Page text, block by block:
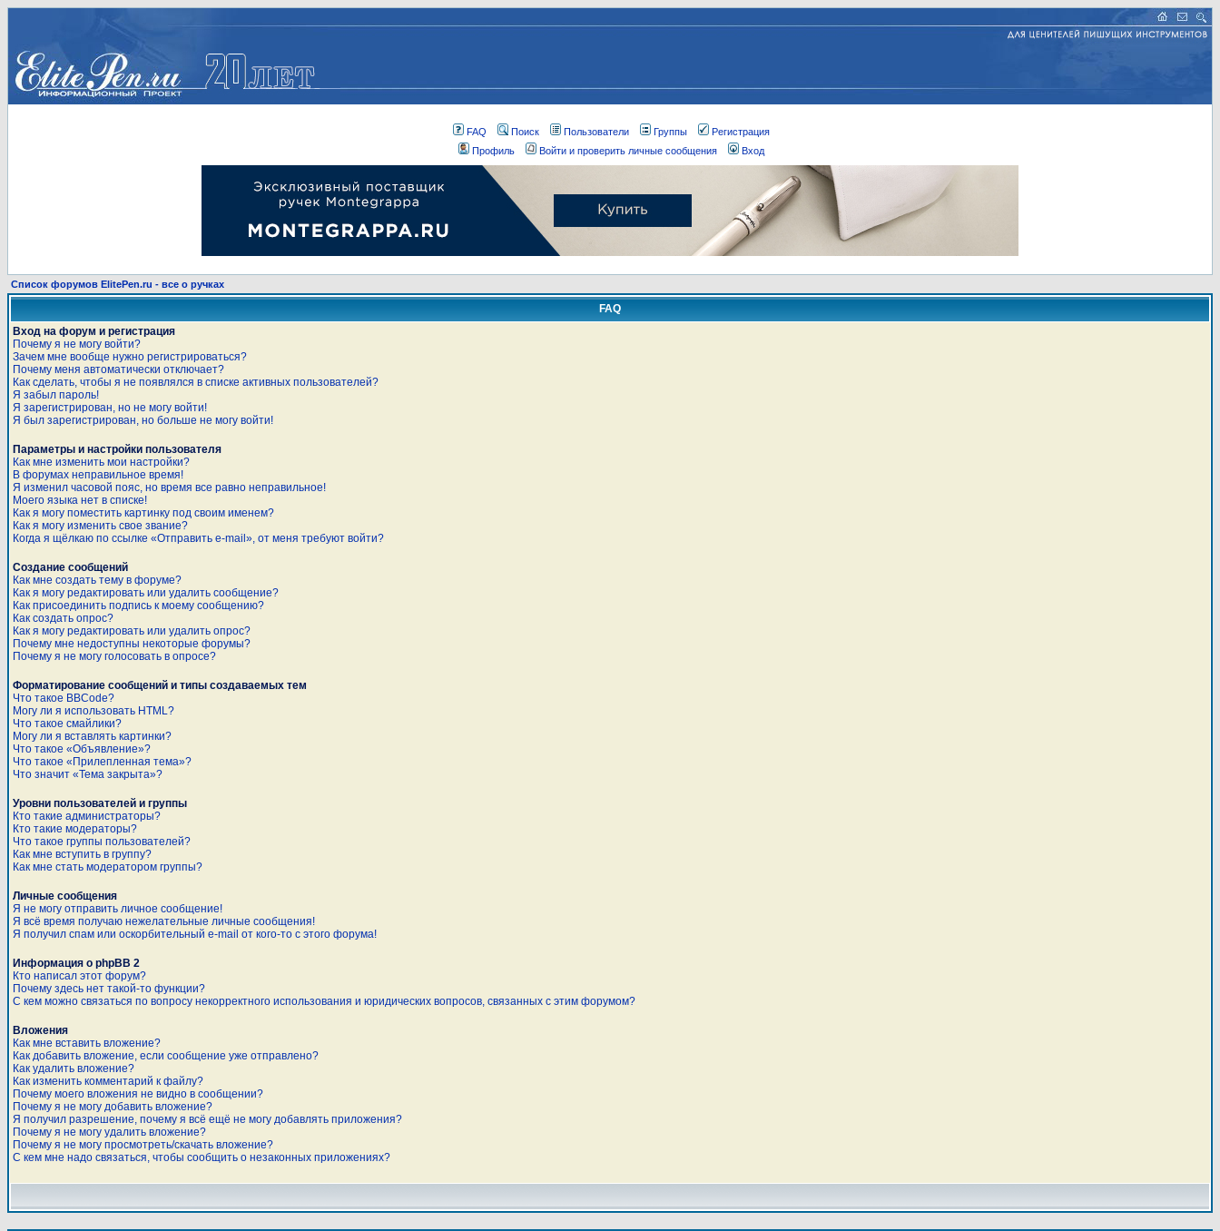
FAQ Поиск Пользователи Группы
Регистрация
Профиль
Войти и проверить личные сообщения Вход
Список форумов ElitePen.ru - все о ручках
FAQ
Вход на форум и регистрация
Почему я не могу войти?
Зачем мне вообще нужно регистрироваться?
Почему меня автоматически отключает?
Как сделать, чтобы я не появлялся в списке активных пользователей?
Я забыл пароль!
Я зарегистрирован, но не могу войти!
Я был зарегистрирован, но больше не могу войти!
Параметры и настройки пользователя
Как мне изменить мои настройки?
В форумах неправильное время!
Я изменил часовой пояс, но время все равно неправильное!
Моего языка нет в списке!
Как я могу поместить картинку под своим именем?
Как я могу изменить свое звание?
Когда я щёлкаю по ссылке «Отправить e-mail», от меня требуют войти?
Создание сообщений
Как мне создать тему в форуме?
Как я могу редактировать или удалить сообщение?
Как присоединить подпись к моему сообщению?
Как создать опрос?
Как я могу редактировать или удалить опрос?
Почему мне недоступны некоторые форумы?
Почему я не могу голосовать в опросе?
Форматирование сообщений и типы создаваемых тем
Что такое BBCode?
Могу ли я использовать HTML?
Что такое смайлики?
Могу ли я вставлять картинки?
Что такое «Объявление»?
Что такое «Прилепленная тема»?
Что значит «Тема закрыта»?
Уровни пользователей и группы
Кто такие администраторы?
Кто такие модераторы?
Что такое группы пользователей?
Как мне вступить в группу?
Как мне стать модератором группы?
Личные сообщения
Я не могу отправить личное сообщение!
Я всё время получаю нежелательные личные сообщения!
Я получил спам или оскорбительный e-mail от кого-то с этого форума!
Информация о phpBB 2
Кто написал этот форум?
Почему здесь нет такой-то функции?
С кем можно связаться по вопросу некорректного использования и юридических вопросов, связанных с этим форумом?
Вложения
Как мне вставить вложение?
Как добавить вложение, если сообщение уже отправлено?
Как удалить вложение?
Как изменить комментарий к файлу?
Почему моего вложения не видно в сообщении?
Почему я не могу добавить вложение?
Я получил разрешение, почему я всё ещё не могу добавлять приложения?
Почему я не могу удалить вложение?
Почему я не могу просмотреть/скачать вложение?
С кем мне надо связаться, чтобы сообщить о незаконных приложениях?